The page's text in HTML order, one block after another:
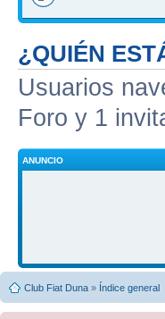
¿QUIÉN
Usuarios
Foro y 1
ANUNCIO
Club Fiat Duna » Índice general